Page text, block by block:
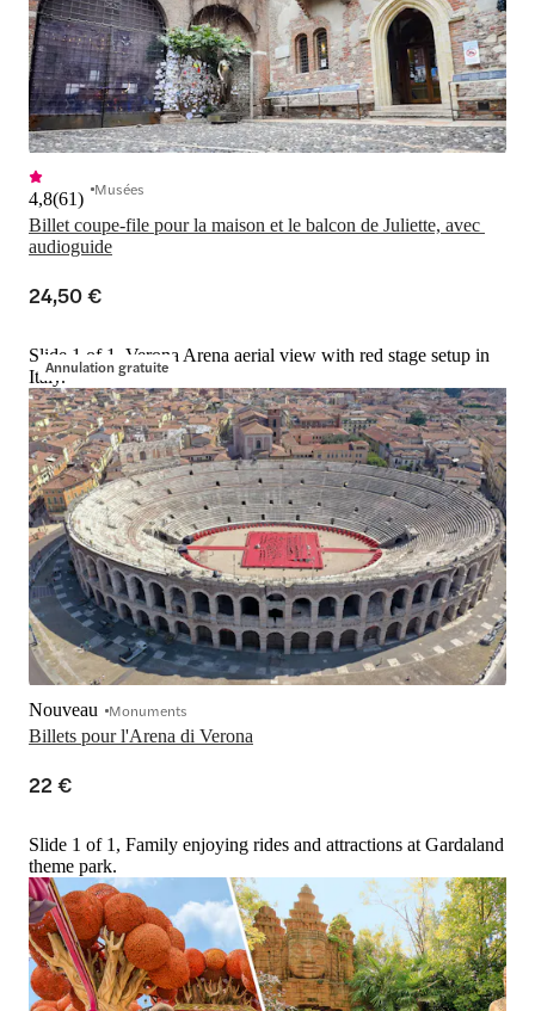
Billet coupe-file pour la maison et le balcon de Juliette, avec
audioguide
4,8(61) Musées
24,50 €
Annulation gratuite
Slide 1 of 1, Verona Arena aerial view with red stage setup in
Italy.
Billets pour l'Arena di Verona
Nouveau Monuments
22 €
Slide 1 of 1, Family enjoying rides and attractions at Gardaland
theme park.